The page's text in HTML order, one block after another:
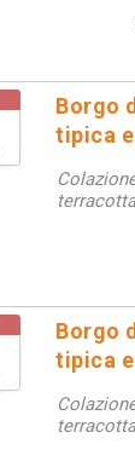
Borgo
tipica
terracotta
Borgo
tipica
terracotta